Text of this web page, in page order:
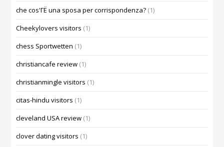
che cos'ГЁ una sposa per corrispondenza? (1)
Cheekylovers visitors (1)
chess Sportwetten (1)
christiancafe review (1)
christianmingle visitors (1)
citas-hindu visitors (1)
cleveland USA review (1)
clover dating visitors (1)